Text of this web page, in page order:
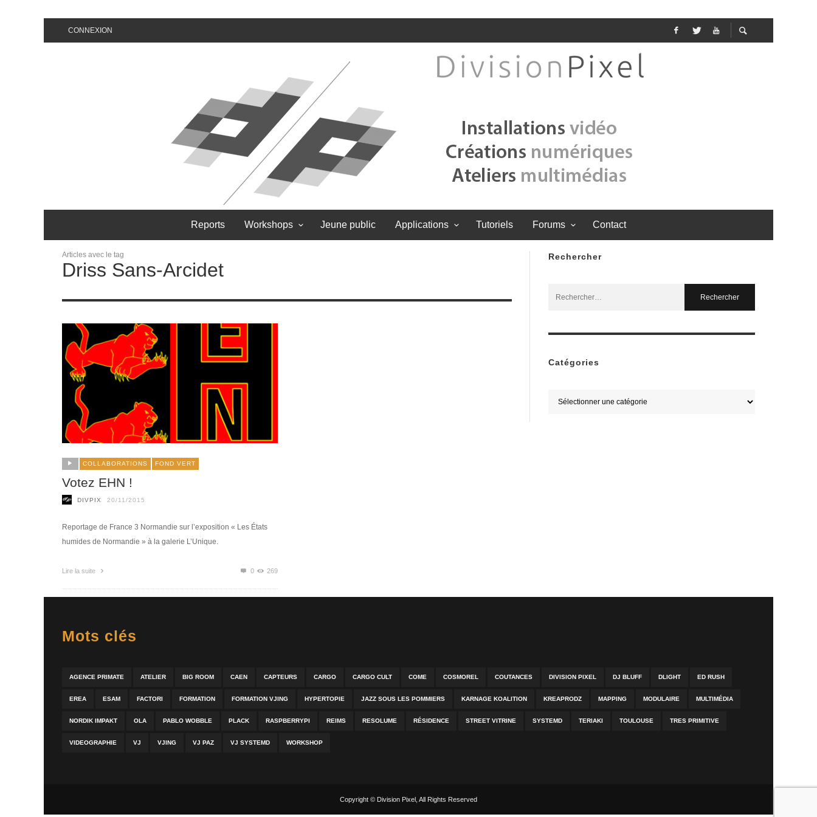
CONNEXION
Reports Workshops Jeune public Applications Tutoriels Forums Contact
Articles avec le tag
Driss Sans-Arcidet
COLLABORATIONS FOND VERT
Votez EHN !
DIVPIX 20/11/2015
Reportage de France 3 Normandie sur l’exposition « Les États
humides de Normandie » à la galerie L’Unique.
Lire la suite 0 269
Rechercher
Catégories
Mots clés
AGENCE PRIMATE ATELIER BIG ROOM CAEN CAPTEURS CARGO CARGO CULT COME COSMOREL COUTANCES DIVISION PIXEL DJ BLUFF DLIGHT ED RUSH
EREA ESAM FACTORI FORMATION FORMATION VJING HYPERTOPIE JAZZ SOUS LES POMMIERS KARNAGE KOALITION KREAPRODZ MAPPING MODULAIRE MULTIMÉDIA
NORDIK IMPAKT OLA PABLO WOBBLE PLACK RASPBERRYPI REIMS RESOLUME RÉSIDENCE STREET VITRINE SYSTEMD TERIAKI TOULOUSE TRES PRIMITIVE
VIDEOGRAPHIE VJ VJING VJ PAZ VJ SYSTEMD WORKSHOP
Copyright © Division Pixel, All Rights Reserved